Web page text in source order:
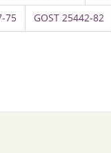
75 GOST 25442-82